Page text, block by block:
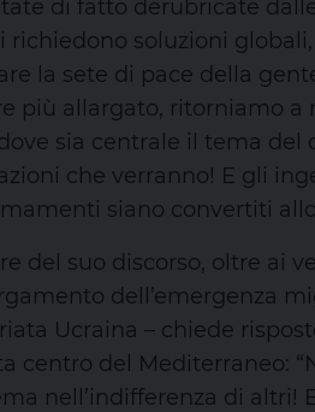
di fatto derubricate
richiedono soluzioni
la sete di pace della
più allargato, ritorniamo a
sia centrale il tema
che verranno! E gli
siano convertiti
del suo discorso, oltre ai
dell’emergenza
Ucraina – chiede
centro del Mediterraneo:
nell’indifferenza di altri!